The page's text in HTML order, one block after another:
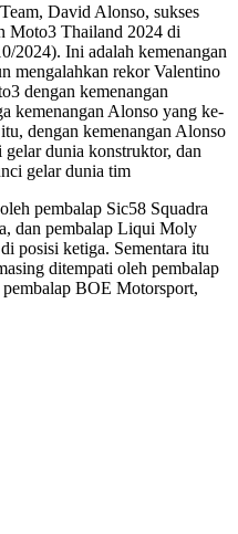
David Alonso, sukses
Moto3 Thailand 2024 di
2024). Ini adalah kemenangan
mengalahkan rekor Valentino
dengan kemenangan
kemenangan Alonso yang ke-
dengan kemenangan Alonso
dunia konstruktor, dan
gelar dunia tim
pembalap Sic58 Squadra
dan pembalap Liqui Moly
posisi ketiga. Sementara itu
ditempati oleh pembalap
BOE Motorsport,